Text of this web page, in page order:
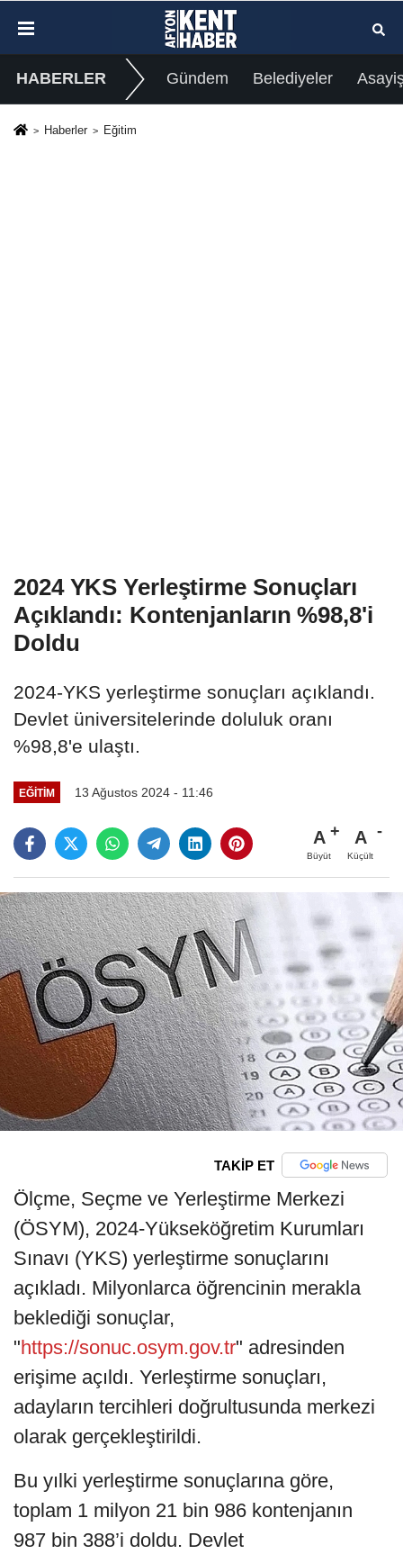
HABERLER Gündem Belediyeler
Haberler Eğitim
2024 YKS Yerleştirme Sonuçları
Açıklandı: Kontenjanların %98,8'i
Doldu
2024-YKS yerleştirme sonuçları açıklandı.
Devlet üniversitelerinde doluluk oranı
%98,8'e ulaştı.
EĞITIM 13 Ağustos 2024 - 11:46
A
Büyüt
A
Küçült
TAKİP ET
Ölçme, Seçme ve Yerleştirme Merkezi
(ÖSYM), 2024-Yükseköğretim Kurumları
Sınavı (YKS) yerleştirme sonuçlarını
açıkladı. Milyonlarca öğrencinin merakla
beklediği sonuçlar,
"https://sonuc.osym.gov.tr" adresinden
erişime açıldı. Yerleştirme sonuçları,
adayların tercihleri doğrultusunda merkezi
olarak gerçekleştirildi.
Bu yılki yerleştirme sonuçlarına göre,
toplam 1 milyon 21 bin 986 kontenjanın
987 bin 388’i doldu. Devlet